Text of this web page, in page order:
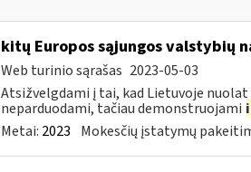
kitų Europos sąjungos valstybių
Web turinio sąrašas 2023-05-03
Atsižvelgdami į tai, kad Lietuvoje
neparduodami, tačiau demonstruojami
Metai: 2023 Mokesčių įstatymų